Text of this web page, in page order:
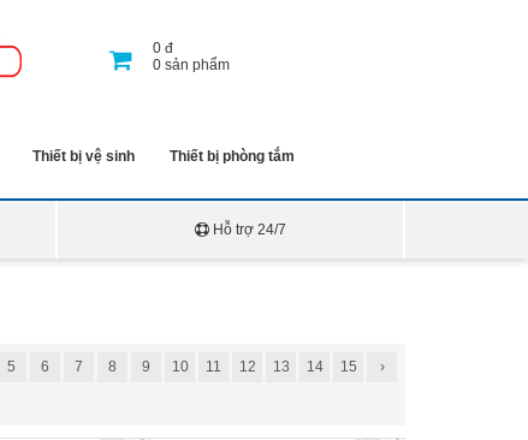
0đ
0sản phẩm
Thiết bị vệ sinh Thiết bị phòng tắm
Hỗ trợ 24/7
5 6 7 8 9 10 11 12 13 14 15 ›